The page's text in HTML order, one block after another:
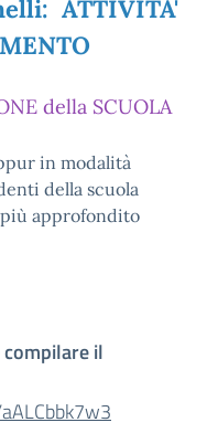
ATTIVITA'
della SCUOLA
in modalità
della scuola
approfondito
il